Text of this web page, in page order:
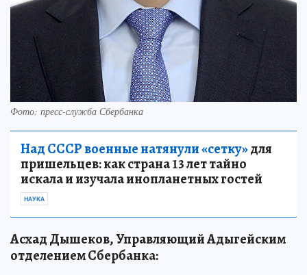
Фото: пресс-служба Сбербанка
Над СССР военные натянули «сетку»для
пришельцев: как страна 13 лет тайно
искала и изучала инопланетных гостей
НАУКА
Асхад Дышеков, Управляющий Адыгейским
отделением Сбербанка: